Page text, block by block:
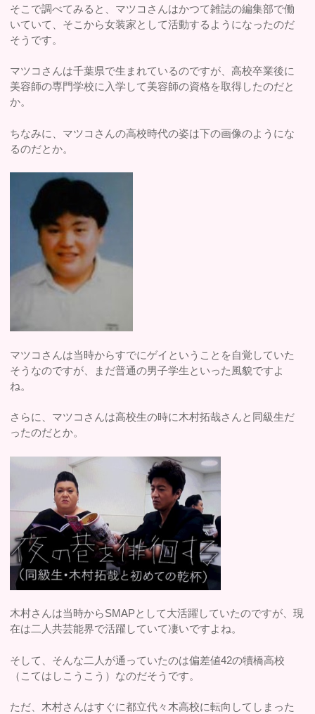
そこで調べてみると、マツコさんはかつて雑誌の編集部で働
いていて、そこから女装家として活動するようになったのだ
そうです。
マツコさんは千葉県で生まれているのですが、高校卒業後に
美容師の専門学校に入学して美容師の資格を取得したのだと
か。
ちなみに、マツコさんの高校時代の姿は下の画像のようにな
るのだとか。
マツコさんは当時からすでにゲイということを自覚していた
そうなのですが、まだ普通の男子学生といった風貌ですよ
ね。
さらに、マツコさんは高校生の時に木村拓哉さんと同級生だ
ったのだとか。
木村さんは当時からSMAPとして大活躍していたのですが、現
在は二人共芸能界で活躍していて凄いですよね。
そして、そんな二人が通っていたのは偏差値42の犢橋高校
（こてはしこうこう）なのだそうです。
ただ、木村さんはすぐに都立代々木高校に転向してしまった